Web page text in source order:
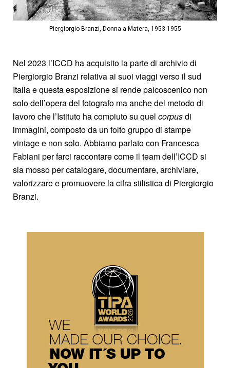
Piergiorgio Branzi, Donna a Matera, 1953-1955
Nel 2023 l’ICCD ha acquisito la parte di archivio di
Piergiorgio Branzi relativa ai suoi viaggi verso il sud
Italia e questa esposizione si rende palcoscenico non
solo dell’opera del fotografo ma anche del metodo di
lavoro che l’Istituto ha compiuto su quel corpusdi
immagini, composto da un folto gruppo di stampe
vintage e non solo. Abbiamo parlato con Francesca
Fabiani per farci raccontare come il team dell’ICCD si
sia mosso per catalogare, documentare, archiviare,
valorizzare e promuovere la cifra stilistica di Piergiorgio
Branzi.